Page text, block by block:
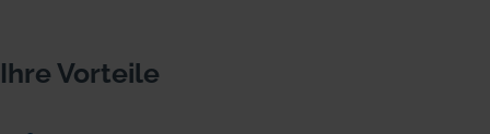
Ihre Vorteile